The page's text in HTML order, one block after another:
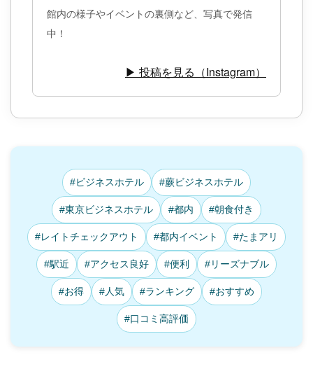
館内の様子やイベントの裏側など、写真で発信
中！
▶ 投稿を見る（Instagram）
#ビジネスホテル #蕨ビジネスホテル
#東京ビジネスホテル #都内 #朝食付き
#レイトチェックアウト #都内イベント #たまアリ
#駅近 #アクセス良好 #便利 #リーズナブル
#お得 #人気 #ランキング #おすすめ
#口コミ高評価